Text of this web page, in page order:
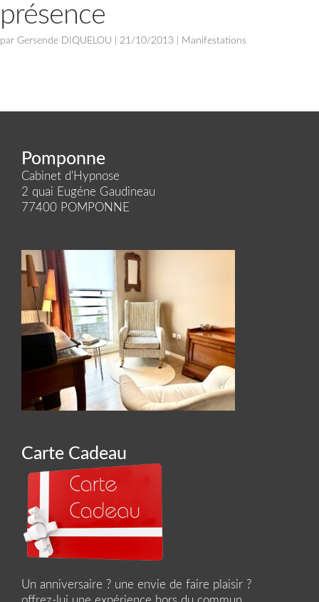
présence
par Gersende DIQUELOU 21/10/2013 Manifestations
Pomponne
Cabinet d'Hypnose
2 quai Eugéne Gaudineau
77400 POMPONNE
Carte Cadeau
Un anniversaire ? une envie de faire plaisir ?